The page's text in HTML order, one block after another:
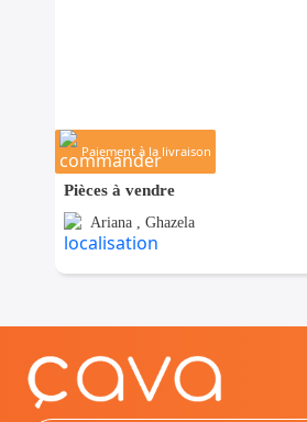
Paiement à la livraison
Pièces à vendre
Ariana , Ghazela